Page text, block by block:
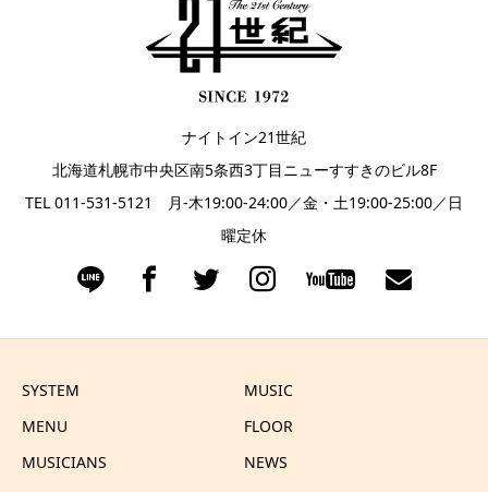
ナイトイン21世紀
北海道札幌市中央区南5条西3丁目ニューすすきのビル8F
TEL 011-531-5121 月-木19:00-24:00／金・土19:00-25:00／日
曜定休
SYSTEM
MUSIC
MENU
FLOOR
MUSICIANS
NEWS